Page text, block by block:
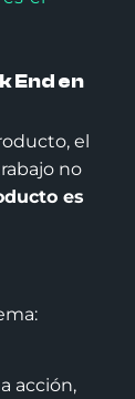
End en
el
no
es
acción,